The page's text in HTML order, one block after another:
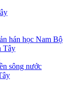
hán học Nam Bộ
Tây
sông nước